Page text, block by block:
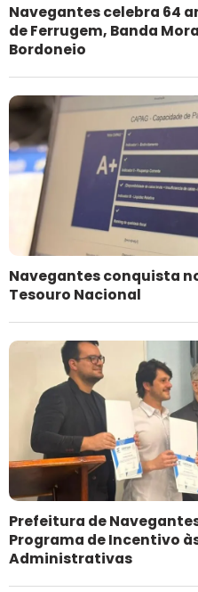
Navegantes celebra 64
de Ferrugem, Banda
Bordoneio
Navegantes conquista
Tesouro Nacional
Prefeitura de
Programa de Incentivo
Administrativas